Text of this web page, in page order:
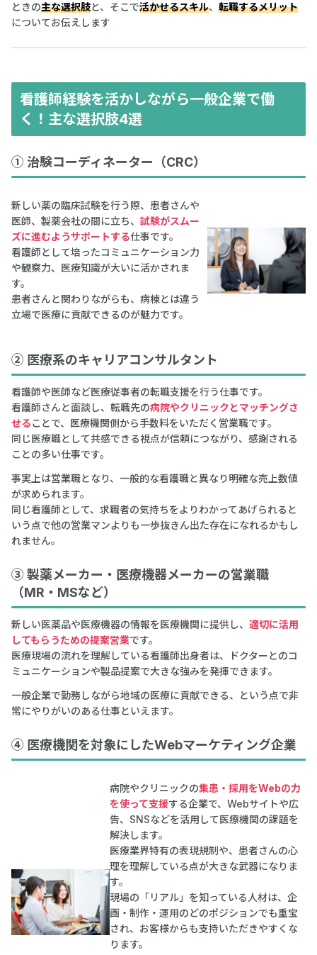
ときの主な選択肢と、そこで活かせるスキル、 転職するメリット
についてお伝えします
看護師経験を活かしながら一般企業で働
く！主な選択肢4選
① 治験コーディネーター（CRC）
新しい薬の臨床試験を行う際、患者さんや
医師、製薬会社の間に立ち、 試験がスムー
ズに進むようサポートする仕事です。
看護師として培ったコミュニケーション力
や観察力、医療知識が大いに活かされま
す。
患者さんと関わりながらも、病棟とは違う
立場で医療に貢献できるのが魅力です。
② 医療系のキャリアコンサルタント
看護師や医師など医療従事者の転職支援を行う仕事です。
看護師さんと面談し、転職先の病院やクリニックとマッチングさ
せることで、医療機関側から手数料をいただく営業職です。
同じ医療職として共感できる視点が信頼につながり、感謝される
ことの多い仕事です。
事実上は営業職となり、一般的な看護職と異なり明確な売上数値
が求められます。
同じ看護師として、求職者の気持ちをよりわかってあげられると
いう点で他の営業マンよりも一歩抜きん出た存在になれるかもし
れません。
③ 製薬メーカー・医療機器メーカーの営業職
（MR・MSなど）
新しい医薬品や医療機器の情報を医療機関に提供し、 適切に活用
してもらうための提案営業です。
医療現場の流れを理解している看護師出身者は、ドクターとのコ
ミュニケーションや製品提案で大きな強みを発揮できます。
一般企業で勤務しながら地域の医療に貢献できる、という点で非
常にやりがいのある仕事といえます。
④ 医療機関を対象にしたWebマーケティング企業
病院やクリニックの集患・採用をWebの力
を使って支援する企業で、Webサイトや広
告、SNSなどを活用して医療機関の課題を
解決します。
医療業界特有の表現規制や、患者さんの心
理を理解している点が大きな武器になりま
す。
現場の「リアル」を知っている人材は、企
画・制作・運用のどのポジションでも重宝
され、お客様からも支持いただきやすくな
ります。